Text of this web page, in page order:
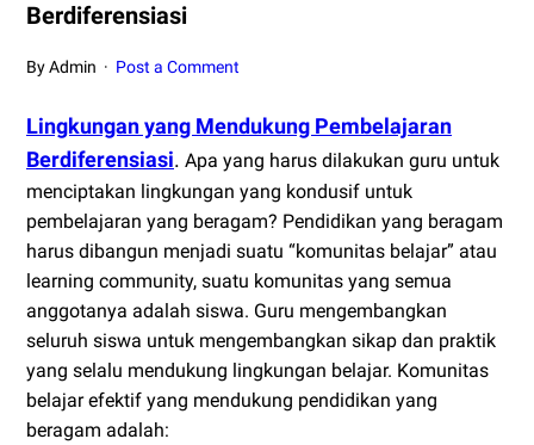
Berdiferensiasi
By Admin Post a Comment
Lingkungan yang Mendukung Pembelajaran
Berdiferensiasi. Apa yang harus dilakukan guru untuk
menciptakan lingkungan yang kondusif untuk
pembelajaran yang beragam? Pendidikan yang beragam
harus dibangun menjadi suatu “komunitas belajar” atau
learning community, suatu komunitas yang semua
anggotanya adalah siswa. Guru mengembangkan
seluruh siswa untuk mengembangkan sikap dan praktik
yang selalu mendukung lingkungan belajar. Komunitas
belajar efektif yang mendukung pendidikan yang
beragam adalah: